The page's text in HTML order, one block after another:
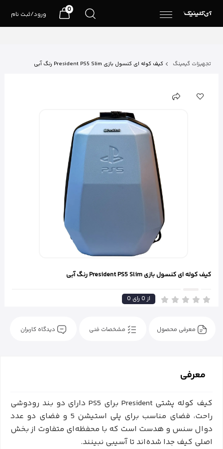
ورود/ثبت نام
0
تجهیزات گیمینگ کیف کوله ای کنسول بازی President PS5 Slim رنگ آبی
کیف کوله ای کنسول بازی President PS5 Slim رنگ آبی
0 از0 رای
معرفی محصول مشخصات فنی دیدگاه کاربران
معرفی
کیف کوله پشتی President برای PS5 دارای دو بند رودوشی
راحت، فضای مناسب برای پلی استیشن 5 و فضای دو عدد
دوال سنس و هدست است که با محفظه‌ای متفاوت از بخش
اصلی کیف جدا شده‌اند تا آسیبی نبینند.